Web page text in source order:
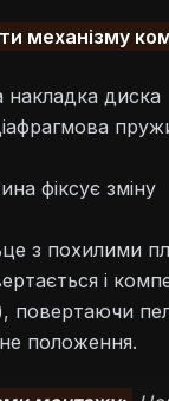
механізму
накладка диска
фіксує зміну
з похилими
і
повертаючи
положення.